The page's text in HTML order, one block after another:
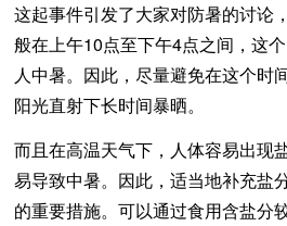
这起事件引发了大家对防暑的讨论
般在上午10点至下午4点之间，这
人中暑。因此，尽量避免在这个时
阳光直射下长时间暴晒。
而且在高温天气下，人体容易出现
易导致中暑。因此，适当地补充盐
的重要措施。可以通过食用含盐分